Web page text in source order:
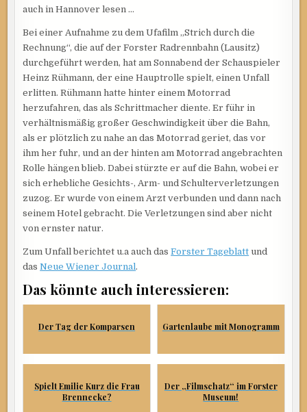
auch in Hannover lesen …
Bei einer Aufnahme zu dem Ufafilm „Strich durch die
Rechnung“, die auf der Forster Radrennbahn (Lausitz)
durchgeführt werden, hat am Sonnabend der Schauspieler
Heinz Rühmann, der eine Hauptrolle spielt, einen Unfall
erlitten. Rühmann hatte hinter einem Motorrad
herzufahren, das als Schrittmacher diente. Er führ in
verhältnismäßig großer Geschwindigkeit über die Bahn,
als er plötzlich zu nahe an das Motorrad geriet, das vor
ihm her fuhr, und an der hinten am Motorrad angebrachten
Rolle hängen blieb. Dabei stürzte er auf die Bahn, wobei er
sich erhebliche Gesichts-, Arm- und Schulterverletzungen
zuzog. Er wurde von einem Arzt verbunden und dann nach
seinem Hotel gebracht. Die Verletzungen sind aber nicht
von ernster natur.
Zum Unfall berichtet u.a auch dasForster Tageblatt und
dasNeue Wiener Journal.
Das könnte auch interessieren:
Der Tag der Komparsen Gartenlaube mit Monogramm
Spielt Emilie Kurz die Frau
Brennecke?
Der „Filmschatz“ im Forster
Museum!